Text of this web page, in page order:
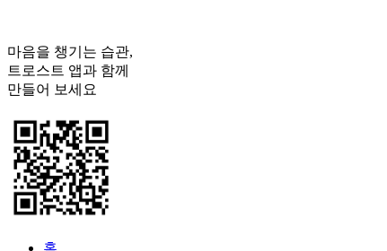
마음을 챙기는 습관,
트로스트 앱과 함께
만들어 보세요
홈